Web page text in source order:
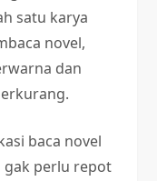
satu karya
novel,
dan
baca novel
gak perlu repot